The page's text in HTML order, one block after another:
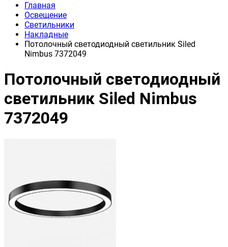
Главная
Освещение
Светильники
Накладные
Потолочный светодиодный светильник Siled
Nimbus 7372049
Потолочный светодиодный
светильник Siled Nimbus
7372049